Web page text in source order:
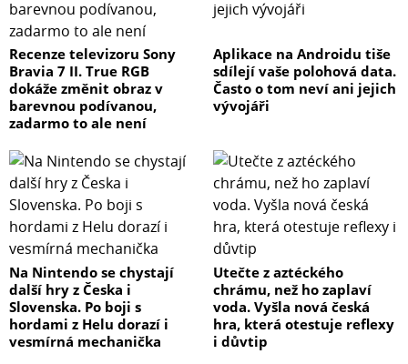
Recenze televizoru Sony
Bravia 7 II. True RGB
dokáže změnit obraz v
barevnou podívanou,
zadarmo to ale není
Aplikace na Androidu tiše
sdílejí vaše polohová data.
Často o tom neví ani jejich
vývojáři
Na Nintendo se chystají
další hry z Česka i
Slovenska. Po boji s
hordami z Helu dorazí i
vesmírná mechanička
Utečte z aztéckého
chrámu, než ho zaplaví
voda. Vyšla nová česká
hra, která otestuje reflexy
i důvtip